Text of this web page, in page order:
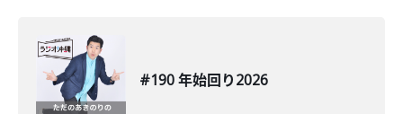
#190 年始回り2026